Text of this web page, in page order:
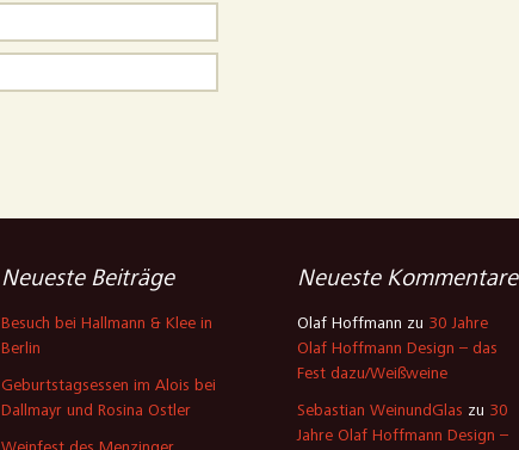
Neueste Beiträge
Besuch bei Hallmann & Klee in
Berlin
Geburtstagsessen im Alois bei
Dallmayr und Rosina Ostler
Neueste Kommentare
Olaf Hoffmann zu 30 Jahre
Olaf Hoffmann Design – das
Fest dazu/Weißweine
Sebastian WeinundGlas zu 30
Jahre Olaf Hoffmann Design –